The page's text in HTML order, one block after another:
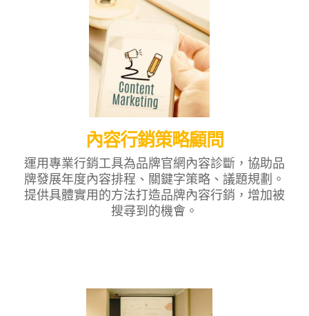
內容行銷策略顧問
運用專業行銷工具為品牌官網內容診斷，協助品
牌發展年度內容排程、關鍵字策略、議題規劃。
提供具體實用的方法打造品牌內容行銷，增加被
搜尋到的機會。